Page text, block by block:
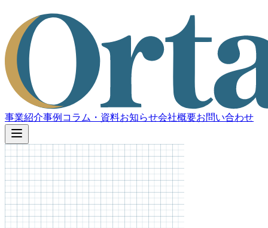
事業紹介事例 コラム・資料お知らせ会社概要お問い合わせ